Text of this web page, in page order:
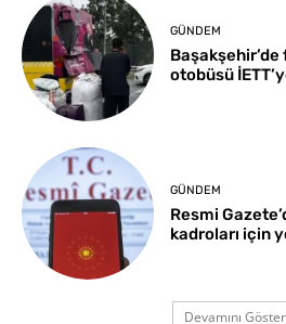
GÜNDEM
otobüsü
GÜNDEM
Resmi
kadroları için
Devamını Göster